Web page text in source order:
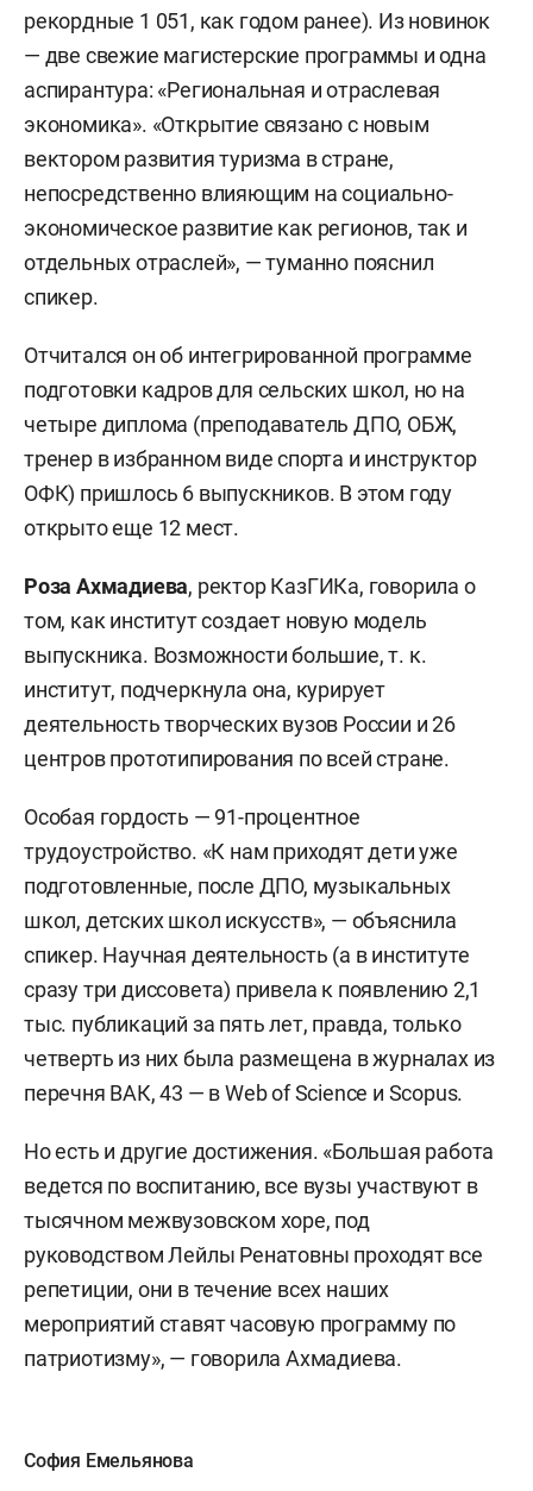
рекордные 1 051, как годом ранее). Из новинок
— две свежие магистерские программы и одна
аспирантура: «Региональная и отраслевая
экономика». «Открытие связано с новым
вектором развития туризма в стране,
непосредственно влияющим на социально-
экономическое развитие как регионов, так и
отдельных отраслей», — туманно пояснил
спикер.
Отчитался он об интегрированной программе
подготовки кадров для сельских школ, но на
четыре диплома (преподаватель ДПО, ОБЖ,
тренер в избранном виде спорта и инструктор
ОФК) пришлось 6 выпускников. В этом году
открыто еще 12 мест.
Роза Ахмадиева, ректор КазГИКа, говорила о
том, как институт создает новую модель
выпускника. Возможности большие, т. к.
институт, подчеркнула она, курирует
деятельность творческих вузов России и 26
центров прототипирования по всей стране.
Особая гордость — 91-процентное
трудоустройство. «К нам приходят дети уже
подготовленные, после ДПО, музыкальных
школ, детских школ искусств», — объяснила
спикер. Научная деятельность (а в институте
сразу три диссовета) привела к появлению 2,1
тыс. публикаций за пять лет, правда, только
четверть из них была размещена в журналах из
перечня ВАК, 43 — в Web of Science и Scopus.
Но есть и другие достижения. «Большая работа
ведется по воспитанию, все вузы участвуют в
тысячном межвузовском хоре, под
руководством Лейлы Ренатовны проходят все
репетиции, они в течение всех наших
мероприятий ставят часовую программу по
патриотизму», — говорила Ахмадиева.
София Емельянова